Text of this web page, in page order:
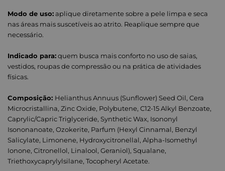
Modo de uso:aplique diretamente sobre a pele limpa e seca
nas áreas mais suscetíveis ao atrito. Reaplique sempre que
necessário.
Indicado para:quem busca mais conforto no uso de saias,
vestidos, roupas de compressão ou na prática de atividades
físicas.
Composição: Helianthus Annuus (Sunflower) Seed Oil, Cera
Microcristallina, Zinc Oxide, Polybutene, C12-15 Alkyl Benzoate,
Caprylic/Capric Triglyceride, Synthetic Wax, Isononyl
Isononanoate, Ozokerite, Parfum (Hexyl Cinnamal, Benzyl
Salicylate, Limonene, Hydroxycitronellal, Alpha-Isomethyl
Ionone, Citronellol, Linalool, Geraniol), Squalane,
Triethoxycaprylylsilane, Tocopheryl Acetate.